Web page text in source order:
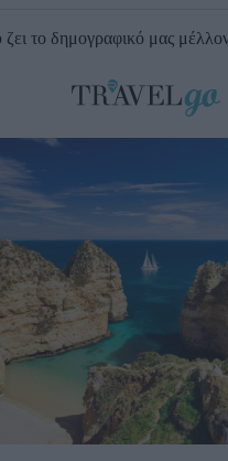
το δημογραφικό μας